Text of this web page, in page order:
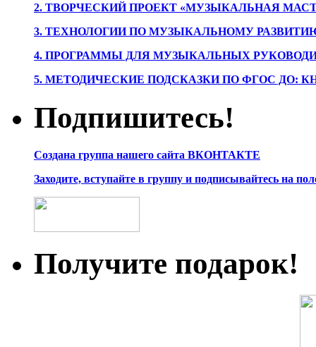
2. ТВОРЧЕСКИЙ ПРОЕКТ «МУЗЫКАЛЬНАЯ
3. ТЕХНОЛОГИИ ПО МУЗЫКАЛЬНОМУ
4. ПРОГРАММЫ ДЛЯ МУЗЫКАЛЬНЫХ
5. МЕТОДИЧЕСКИЕ ПОДСКАЗКИ ПО ФГОС ДО:
Подпишитесь!
Создана группа нашего сайта ВКОНТАКТЕ
Заходите, вступайте в группу и подписывайтесь на
Получите подарок!